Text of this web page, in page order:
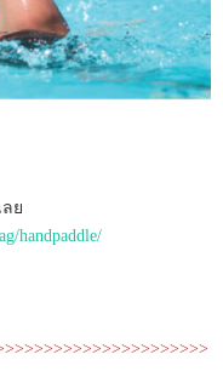
ย
handpaddle/